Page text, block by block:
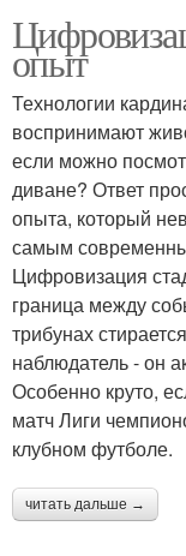
опыт
Технологии
воспринимают
если можно
диване? Ответ
опыта, который
самым
Цифровизация
граница между
трибунах
наблюдатель - он
Особенно круто,
матч Лиги
клубном футболе.
читать дальше →